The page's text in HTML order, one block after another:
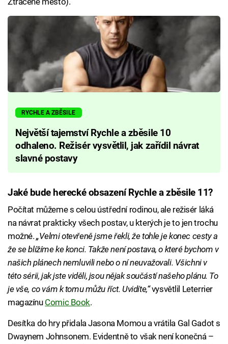
RYCHLE A ZBĚSILE
Největší tajemství Rychle a zběsile 10
odhaleno. Režisér vysvětlil, jak zařídil návrat
slavné postavy
Jaké bude herecké obsazení Rychle a zběsile 11?
Počítat můžeme s celou ústřední rodinou, ale režisér láká
na návrat prakticky všech postav, u kterých je to jen trochu
možné.„Velmi otevřeně jsme řekli, že tohle je konec cesty a
že se blížíme ke konci. Takže není postava, o které bychom v
našich plánech nemluvili nebo o ní neuvažovali. Všichni v
této sérii, jak jste viděli, jsou nějak součástí našeho plánu. To
je vše, co vám k tomu můžu říct. Uvidíte,“vysvětlil Leterrier
magazínu Comic Book.
Desítka do hry přidala Jasona Momou a vrátila Gal Gadot s
Dwaynem Johnsonem. Evidentně to však není konečná –